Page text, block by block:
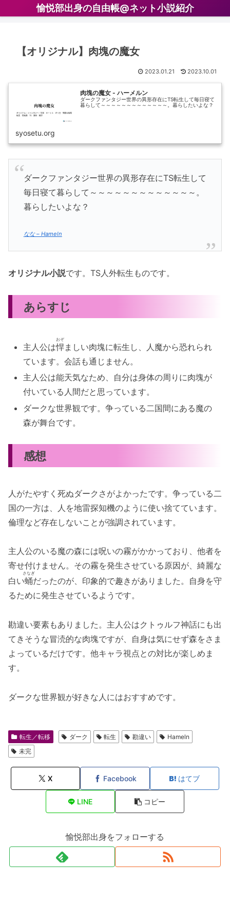
愉悦部出身の自由帳@ネット小説紹介
【オリジナル】肉塊の魔女
2023.01.21 2023.10.01
肉塊の魔女 - ハーメルン
ダークファンタジー世界の異形存在にTS転生して毎日寝て
暮らして～～～～～～～～～～～～～。暮らしたいよな？
syosetu.org
ダークファンタジー世界の異形存在にTS転生して
毎日寝て暮らして～～～～～～～～～～～～～。
暮らしたいよな？
なな – Hameln
オリジナル小説です。TS人外転生ものです。
あらすじ
主人公は悍
おぞ
ましい肉塊に転生し、人魔から恐れられ
ています。会話も通じません。
主人公は能天気なため、自分は身体の周りに肉塊が
付いている人間だと思っています。
ダークな世界観です。争っている二国間にある魔の
森が舞台です。
感想
人がたやすく死ぬダークさがよかったです。争っている二
国の一方は、人を地雷探知機のように使い捨てています。
倫理など存在しないことが強調されています。
主人公のいる魔の森には呪いの霧がかかっており、他者を
寄せ付けません。その霧を発生させている原因が、綺麗な
白い蛹
さなぎ
だったのが、印象的で趣きがありました。自身を守
るために発生させているようです。
勘違い要素もありました。主人公はクトゥルフ神話にも出
てきそうな冒涜的な肉塊ですが、自身は気にせず森をさま
よっているだけです。他キャラ視点との対比が楽しめま
す。
ダークな世界観が好きな人にはおすすめです。
転生／転移 ダーク 転生 勘違い
Hameln
未完
X Facebook はてブ
LINE コピー
愉悦部出身をフォローする